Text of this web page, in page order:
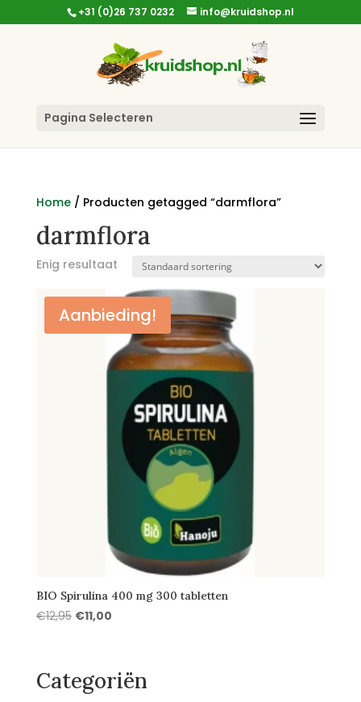
+31 (0)26 737 0232 info@kruidshop.nl
Pagina Selecteren
Home/ Producten getagged “darmflora”
darmflora
Enig resultaat
Aanbieding!
BIO Spirulina 400 mg 300 tabletten
€12,95 Oorspronkelijke
€11,00Huidige
€11,00.
Categoriën